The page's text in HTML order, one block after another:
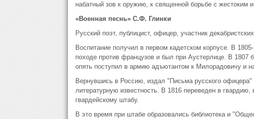
набатный зов к оружию, к священной борьбе с жестоким
«Военная песнь» С.Ф. Глинки
Русский поэт, публицист, офицер, участник
Воспитание получил в первом кадетском корпусе. В
походе против французов и был при Аустерлице. В 1807
опять поступил в армию адъютантом к Милорадовичу и
Вернувшись в Россию, издал "Письма русского
литературную известность. В 1816 переведен в
гвардейскому штабу.
В это время при штабе образовались библиотека и